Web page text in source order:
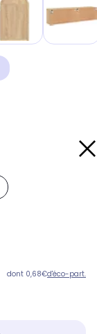
dont 0,68€d'éco-part.